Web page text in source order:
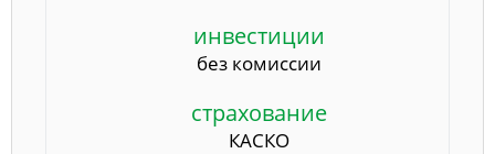
инвестиции
без комиссии
страхование
КАСКО